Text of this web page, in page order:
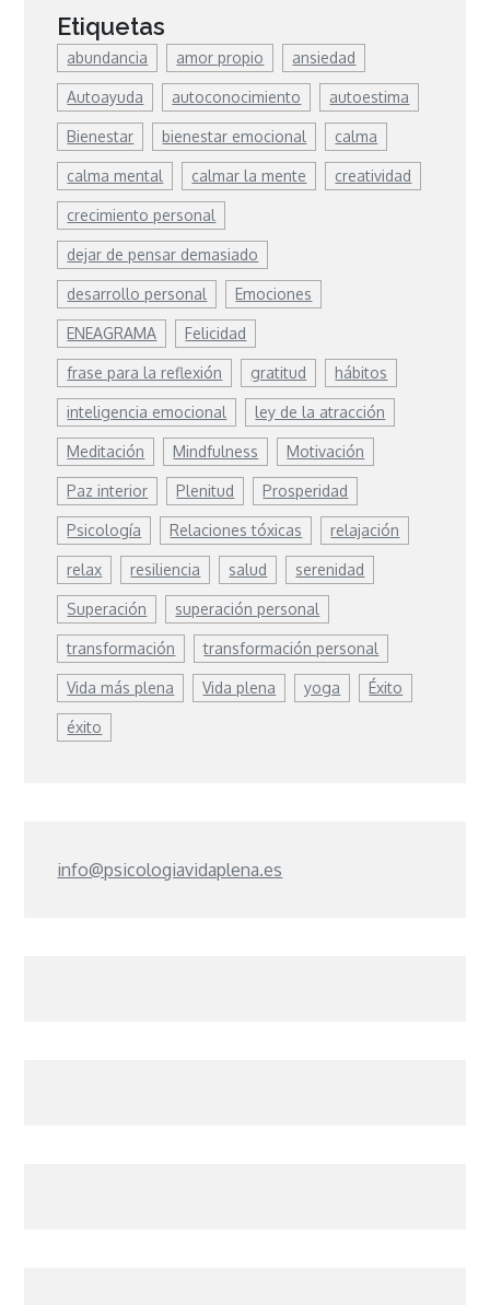
Etiquetas
abundancia amor propio ansiedad
Autoayuda autoconocimiento autoestima
Bienestar bienestar emocional calma
calma mental calmar la mente creatividad
crecimiento personal
dejar de pensar demasiado
desarrollo personal Emociones
ENEAGRAMA Felicidad
frase para la reflexión gratitud hábitos
inteligencia emocional ley de la atracción
Meditación Mindfulness Motivación
Paz interior Plenitud Prosperidad
Psicología Relaciones tóxicas relajación
relax resiliencia salud serenidad
Superación superación personal
transformación transformación personal
Vida más plena Vida plena yoga Éxito
éxito
info@psicologiavidaplena.es